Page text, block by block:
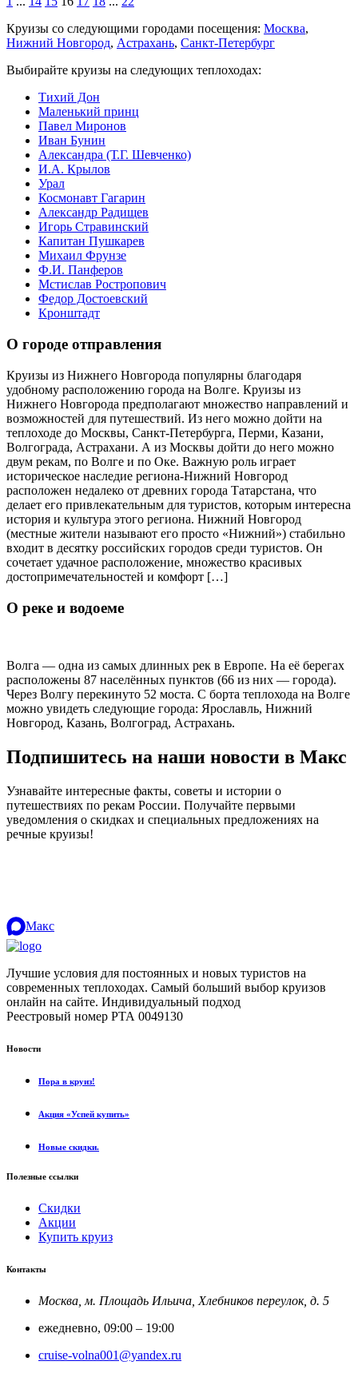
Круизы со следующими городами посещения: Москва,
Нижний Новгород, Астрахань, Санкт-Петербург
Выбирайте круизы на следующих теплоходах:
Тихий Дон
Маленький принц
Павел Миронов
Иван Бунин
Александра (Т.Г. Шевченко)
И.А. Крылов
Урал
Космонавт Гагарин
Александр Радищев
Игорь Стравинский
Капитан Пушкарев
Михаил Фрунзе
Ф.И. Панферов
Мстислав Ростропович
Федор Достоевский
Кронштадт
О городе отправления
Круизы из Нижнего Новгорода популярны благодаря
удобному расположению города на Волге. Круизы из
Нижнего Новгорода предполагают множество направлений и
возможностей для путешествий. Из него можно дойти на
теплоходе до Москвы, Санкт-Петербурга, Перми, Казани,
Волгограда, Астрахани. А из Москвы дойти до него можно
двум рекам, по Волге и по Оке. Важную роль играет
историческое наследие региона-Нижний Новгород
расположен недалеко от древних города Татарстана, что
делает его привлекательным для туристов, которым интересна
история и культура этого региона. Нижний Новгород
(местные жители называют его просто «Нижний») стабильно
входит в десятку российских городов среди туристов. Он
сочетает удачное расположение, множество красивых
достопримечательностей и комфорт […]
О реке и водоеме
Волга — одна из самых длинных рек в Европе. На её берегах
расположены 87 населённых пунктов (66 из них — города).
Через Волгу перекинуто 52 моста. С борта теплохода на Волге
можно увидеть следующие города: Ярославль, Нижний
Новгород, Казань, Волгоград, Астрахань.
Подпишитесь на наши новости в Макс
Узнавайте интересные факты, советы и истории о
путешествиях по рекам России. Получайте первыми
уведомления о скидках и специальных предложениях на
речные круизы!
Макс
Лучшие условия для постоянных и новых туристов на
современных теплоходах. Самый больший выбор круизов
онлайн на сайте. Индивидуальный подход
Реестровый номер РТА 0049130
Новости
Пора в круиз!
Акция «Успей купить»
Новые скидки.
Полезные ссылки
Скидки
Акции
Купить круиз
Контакты
Москва, м. Площадь Ильича, Хлебников переулок, д. 5
ежедневно, 09:00 – 19:00
cruise-volna001@yandex.ru